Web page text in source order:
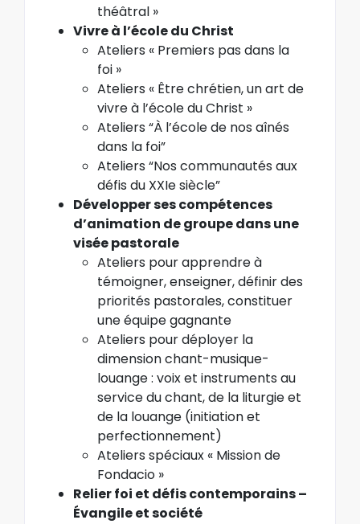
théâtral »
Vivre à l’école du Christ
Ateliers « Premiers pas dans la
foi »
Ateliers « Être chrétien, un art de
vivre à l’école du Christ »
Ateliers “À l’école de nos aînés
dans la foi”
Ateliers “Nos communautés aux
défis du XXIe siècle”
Développer ses compétences
d’animation de groupe dans une
visée pastorale
Ateliers pour apprendre à
témoigner, enseigner, définir des
priorités pastorales, constituer
une équipe gagnante
Ateliers pour déployer la
dimension chant-musique-
louange : voix et instruments au
service du chant, de la liturgie et
de la louange (initiation et
perfectionnement)
Ateliers spéciaux « Mission de
Fondacio »
Relier foi et défis contemporains –
Évangile et société